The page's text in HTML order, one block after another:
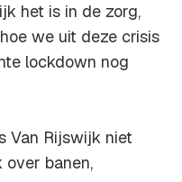
het is in de zorg,
we uit deze crisis
lockdown nog
Van Rijswijk niet
over banen,